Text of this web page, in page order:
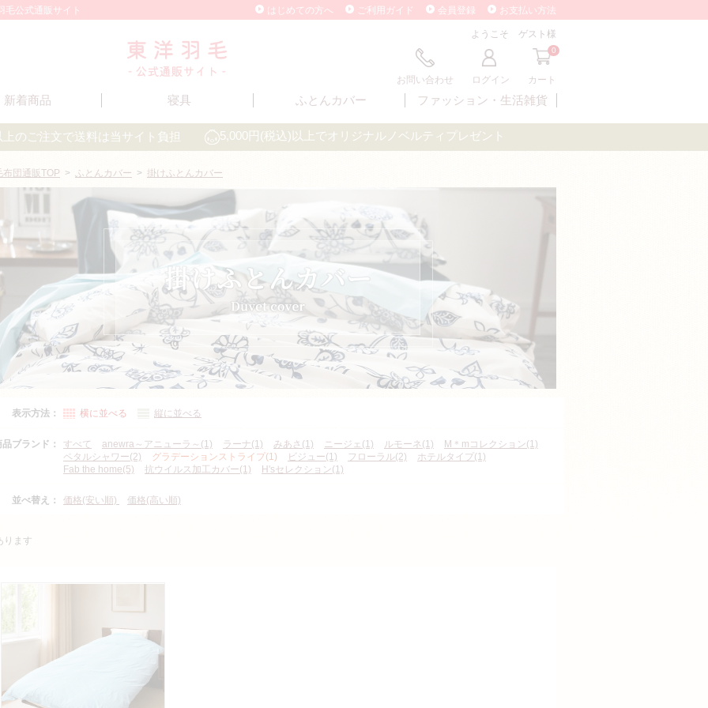
毛公式通販サイト はじめての方へ ご利用ガイド 会員登録 お支払い方法
ようこそ ゲスト様
お問い合わせ ログイン
0
カート
新着商品 寝具 ふとんカバー ファッション・ 生活雑貨
のご注文で送料は当サイト負担 5,000円(税込)以上でオリジナルノベルティプレゼント
布団通販TOP > ふとんカバー > 掛けふとんカバー
表示方法： 横に並べる 縦に並べる
品ブランド： すべて anewra～アニューラ～(1) ラーナ(1) みあさ(1) ニージェ(1) ルモーネ(1)
M＊mコレクション(1)
ペタルシャワー(2)
グラデーションストライプ(1) ビジュー(1) フローラル(2)
ホテルタイプ(1)
Fab the home(5)
抗ウイルス加工カバー(1) H'sセレクション(1)
並べ替え： 価格(安い順) 価格(高い順)
ります